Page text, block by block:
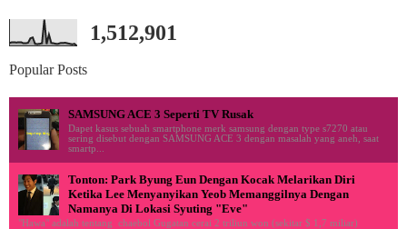
1,512,901
Popular Posts
SAMSUNG ACE 3 Seperti TV Rusak
Dapet kasus sebuah smartphone merk samsung dengan type s7270 atau
sering disebut dengan SAMSUNG ACE 3 dengan masalah yang aneh, saat
smartp...
Tonton: Park Byung Eun Dengan Kocak Melarikan Diri
Ketika Lee Menyanyikan Yeob Memanggilnya Dengan
Namanya Di Lokasi Syuting "Eve"
"Hawa" adalah tentang chaebol Gugatan cerai 2 triliun won (sekitar $ 1,7 miliar)